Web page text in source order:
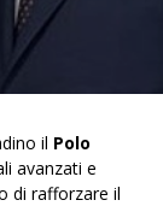
il Polo
avanzati e
di rafforzare il